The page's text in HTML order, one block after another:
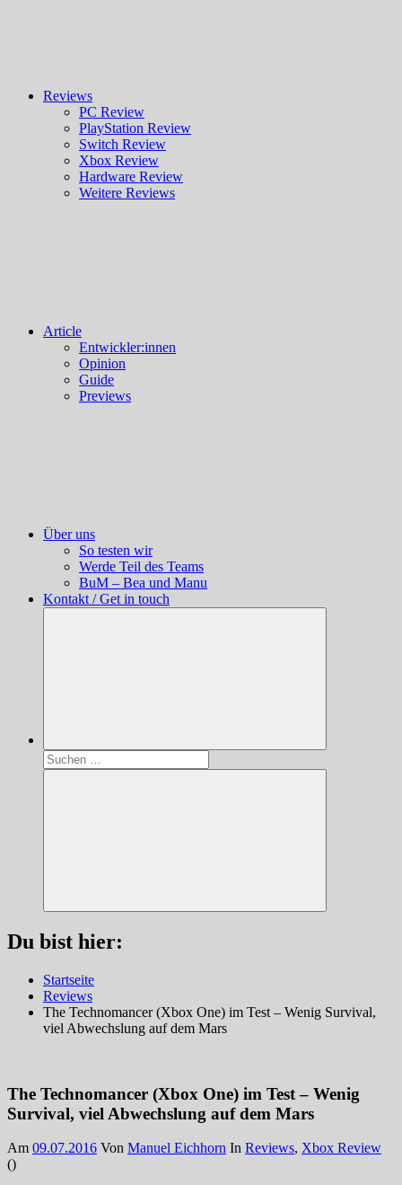
Reviews
PC Review
PlayStation Review
Switch Review
Xbox Review
Hardware Review
Weitere Reviews
Article
Entwickler:innen
Opinion
Guide
Previews
Über uns
So testen wir
Werde Teil des Teams
BuM – Bea und Manu
Kontakt / Get in touch
Suchen
nach:
Suchen
Du bist hier:
Startseite
Reviews
The Technomancer (Xbox One) im Test – Wenig Survival,
viel Abwechslung auf dem Mars
The Technomancer (Xbox One) im Test – Wenig
Survival, viel Abwechslung auf dem Mars
Am 09.07.2016 Von Manuel Eichhorn In Reviews, Xbox Review
()